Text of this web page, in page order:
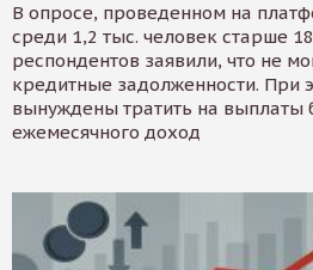
В опросе, проведенном на
среди 1,2 тыс. человек старше
респондентов заявили, что не
кредитные задолженности. При
вынуждены тратить на выплаты
ежемесячного доход